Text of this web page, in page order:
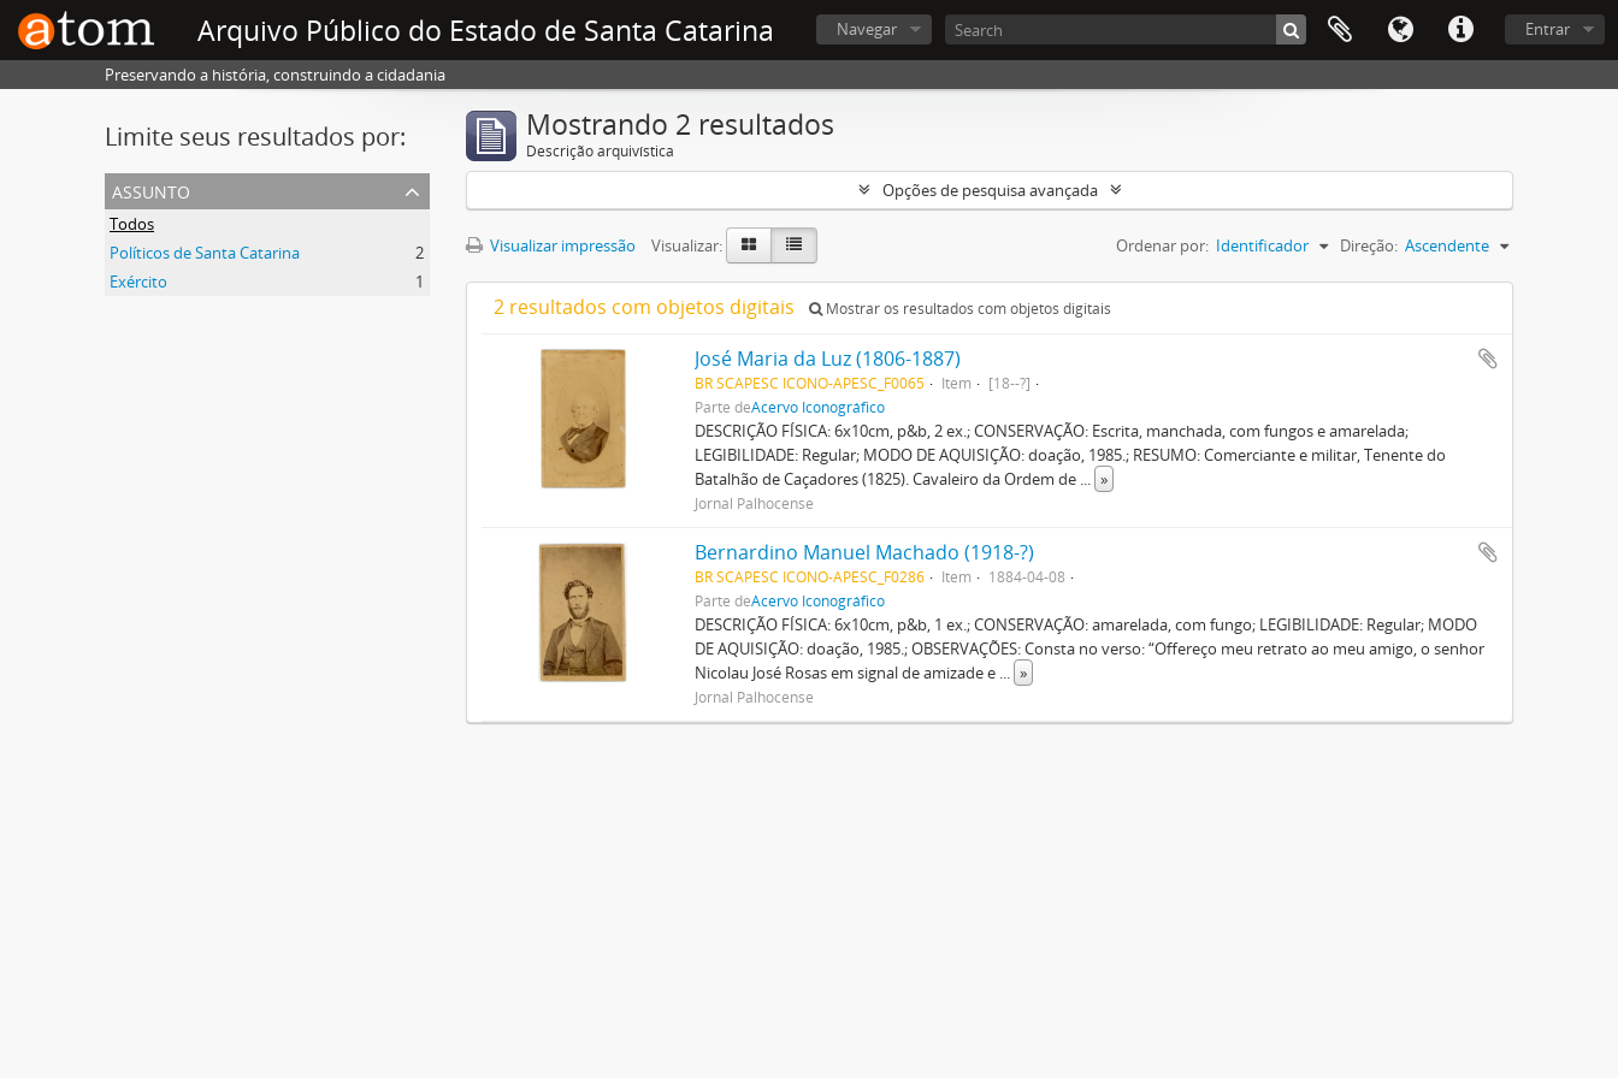
Arquivo Público do Estado de Santa Catarina Entrar
Navegar
Preservando a história, construindo a cidadania
Limite seus resultados por:
assunto
Todos
Políticos de Santa Catarina
2
Exército
1
Mostrando 2 resultados
Descrição arquivística
Opções de pesquisa avançada
Visualizar impressão Visualizar: Ordenar por: Identificador Direção: Ascendente
2 resultados com objetos digitais Mostrar os resultados com objetos digitais
José Maria da Luz (1806-1887)
BR SCAPESC ICONO-APESC_F0065 Item
[18--?]
Parte deAcervo Iconográfico
DESCRIÇÃO FÍSICA: 6x10cm, p&b, 2 ex.; CONSERVAÇÃO: Escrita, manchada, com fungos e amarelada;
LEGIBILIDADE: Regular; MODO DE AQUISIÇÃO: doação, 1985.; RESUMO: Comerciante e militar, Tenente do
Batalhão de Caçadores (1825). Cavaleiro da Ordem de ... »
Jornal Palhocense
Bernardino Manuel Machado (1918-?)
BR SCAPESC ICONO-APESC_F0286 Item
1884-04-08
Parte deAcervo Iconográfico
DESCRIÇÃO FÍSICA: 6x10cm, p&b, 1 ex.; CONSERVAÇÃO: amarelada, com fungo; LEGIBILIDADE: Regular; MODO
DE AQUISIÇÃO: doação, 1985.; OBSERVAÇÕES: Consta no verso: “Offereço meu retrato ao meu amigo, o senhor
Nicolau José Rosas em signal de amizade e ... »
Jornal Palhocense